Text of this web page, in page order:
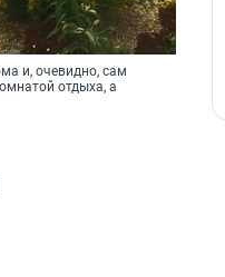
и, очевидно, сам
отдыха, а